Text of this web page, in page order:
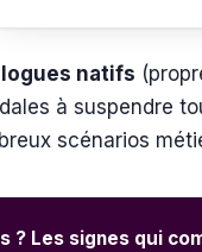
natifs
à suspendre
scénarios
? Les signes qui